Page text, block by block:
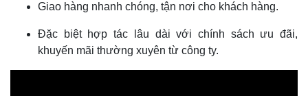
Giao hàng nhanh chóng, tận nơi cho khách hàng.
Đặc biệt hợp tác lâu dài với chính sách ưu đãi,
khuyến mãi thường xuyên từ công ty.